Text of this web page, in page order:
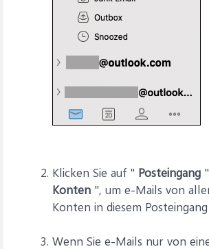
Klicken Sie auf " Posteingang
Konten ", um e-Mails von
Konten in diesem
Wenn Sie e-Mails nur von